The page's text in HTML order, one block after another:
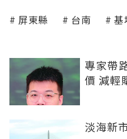
屏東縣 台南 基
專家帶
價 減輕
淡海新